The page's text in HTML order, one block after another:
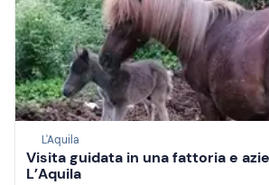
L'Aquila
Visita guidata in una fattoria e
L’Aquila